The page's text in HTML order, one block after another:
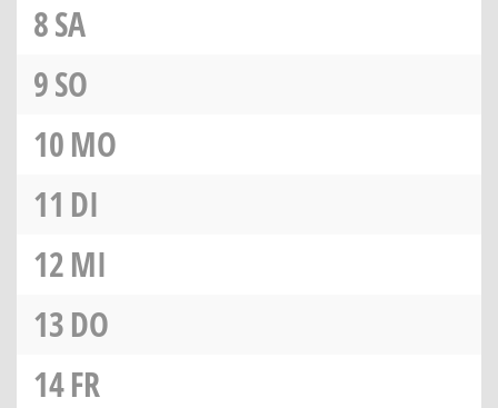
8SA
9SO
10MO
11 DI
12MI
13DO
14FR